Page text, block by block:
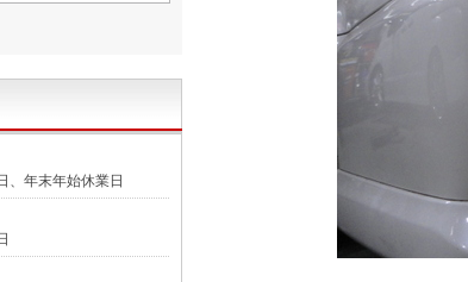
、年末年始休業日